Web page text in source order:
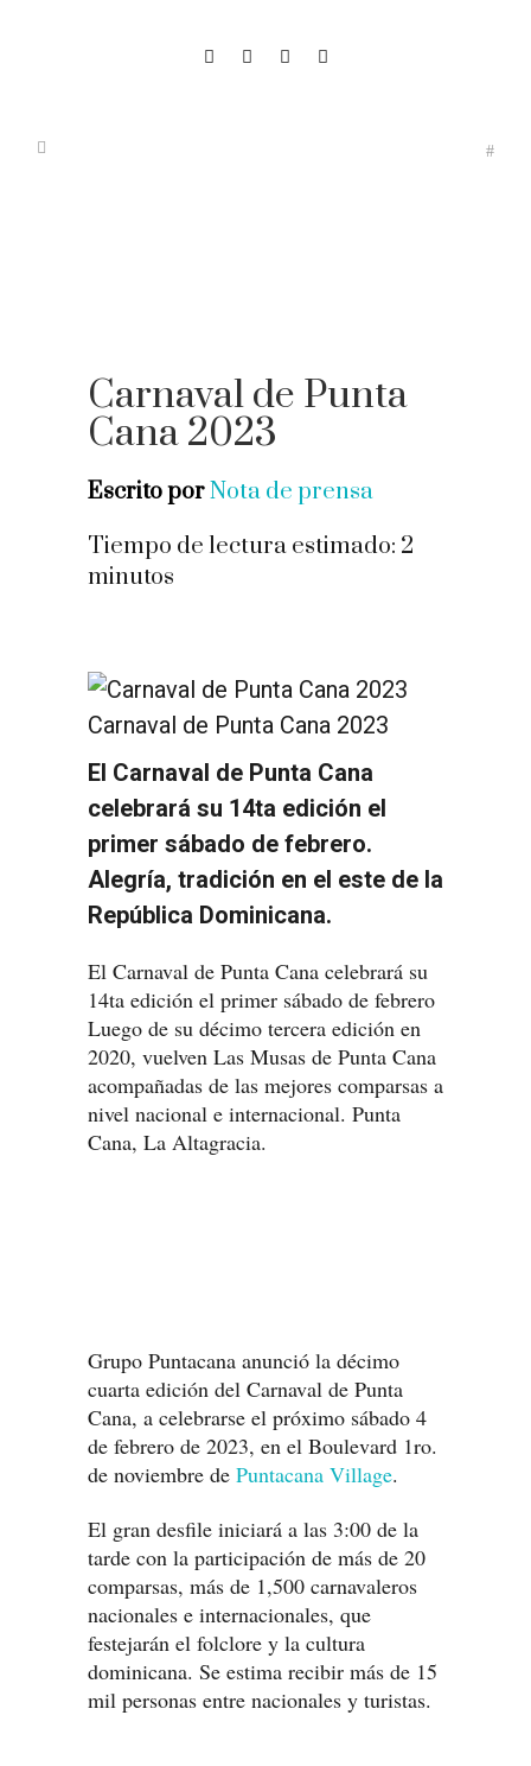
Carnaval de Punta
Cana 2023
Escrito porNota de prensa
Tiempo de lectura estimado: 2
minutos
Carnaval de Punta Cana 2023
El Carnaval de Punta Cana
celebrará su 14ta edición el
primer sábado de febrero.
Alegría, tradición en el este de la
República Dominicana.
El Carnaval de Punta Cana celebrará su
14ta edición el primer sábado de febrero
Luego de su décimo tercera edición en
2020, vuelven Las Musas de Punta Cana
acompañadas de las mejores comparsas a
nivel nacional e internacional. Punta
Cana, La Altagracia.
Grupo Puntacana anunció la décimo
cuarta edición del Carnaval de Punta
Cana, a celebrarse el próximo sábado 4
de febrero de 2023, en el Boulevard 1ro.
de noviembre de Puntacana Village.
El gran desfile iniciará a las 3:00 de la
tarde con la participación de más de 20
comparsas, más de 1,500 carnavaleros
nacionales e internacionales, que
festejarán el folclore y la cultura
dominicana. Se estima recibir más de 15
mil personas entre nacionales y turistas.